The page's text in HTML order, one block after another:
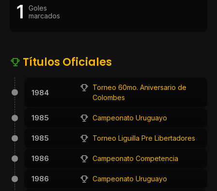
1
Goles
marcados
Títulos Oficiales
1984
Torneo 60mo. Aniversario de
Colombes
1985 Campeonato Uruguayo
1985 Torneo Liguilla Pre Libertadores
1986 Campeonato Competencia
1986 Campeonato Uruguayo